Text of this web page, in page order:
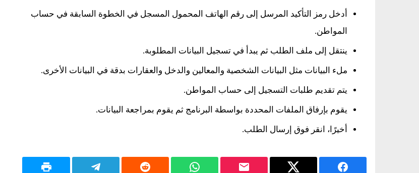
أدخل رمز التأكيد المرسل إلى رقم الهاتف المحمول المسجل في الخطوة السابقة في حساب
المواطن.
ينتقل إلى ملف الطلب ثم يبدأ في تسجيل البيانات المطلوبة.
ملء البيانات مثل البيانات الشخصية والمعالين والدخل والعقارات بدقة في البيانات الأخرى.
يتم تقديم طلبات التسجيل إلى حساب المواطن.
يقوم بإرفاق الملفات المحددة بواسطة البرنامج ثم يقوم بمراجعة البيانات.
أخيرًا، انقر فوق إرسال الطلب.